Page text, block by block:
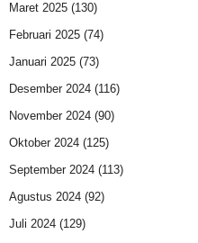
Maret 2025 (130)
Februari 2025 (74)
Januari 2025 (73)
Desember 2024 (116)
November 2024 (90)
Oktober 2024 (125)
September 2024 (113)
Agustus 2024 (92)
Juli 2024 (129)